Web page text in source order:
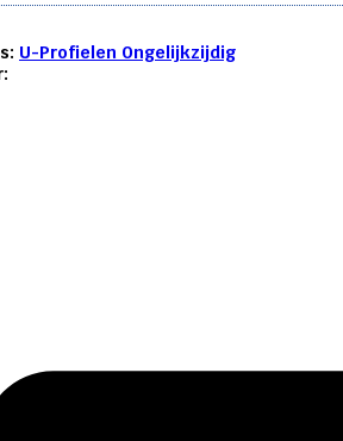
U-Profielen Ongelijkzijdig